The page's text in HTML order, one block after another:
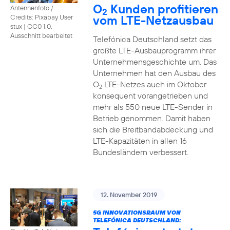
Antennenfoto /
Credits: Pixabay User
stux | CC0 1.0,
Ausschnitt bearbeitet
O2 Kunden profitieren
vom LTE-Netzausbau
Telefónica Deutschland setzt das
größte LTE-Ausbauprogramm ihrer
Unternehmensgeschichte um. Das
Unternehmen hat den Ausbau des
O2LTE-Netzes auch im Oktober
konsequent vorangetrieben und
mehr als 550 neue LTE-Sender in
Betrieb genommen. Damit haben
sich die Breitbandabdeckung und
LTE-Kapazitäten in allen 16
Bundesländern verbessert.
12. November 2019
5G INNOVATIONSRAUM VON
TELEFÓNICA DEUTSCHLAND: